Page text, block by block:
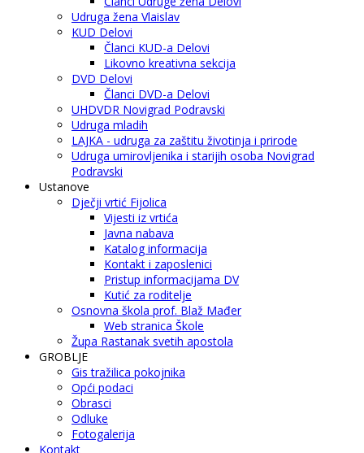
Udruga žena Vlaislav
KUD Delovi
Članci KUD-a Delovi
Likovno kreativna sekcija
DVD Delovi
Članci DVD-a Delovi
UHDVDR Novigrad Podravski
Udruga mladih
LAJKA - udruga za zaštitu životinja i prirode
Udruga umirovljenika i starijih osoba Novigrad
Podravski
Ustanove
Dječji vrtić Fijolica
Vijesti iz vrtića
Javna nabava
Katalog informacija
Kontakt i zaposlenici
Pristup informacijama DV
Kutić za roditelje
Osnovna škola prof. Blaž Mađer
Web stranica Škole
Župa Rastanak svetih apostola
GROBLJE
Gis tražilica pokojnika
Opći podaci
Obrasci
Odluke
Fotogalerija
Kontakt